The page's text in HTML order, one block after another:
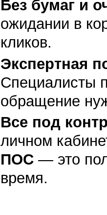
Без бумаг и
ожидании в
кликов.
Экспертная
Специалисты
обращение
Все под
личном
ПОС — это
время.